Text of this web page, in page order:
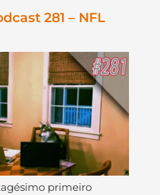
281 – NFL
primeiro